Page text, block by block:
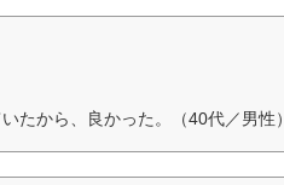
たから、良かった。（40代／男性）